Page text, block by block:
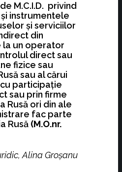
M.C.I.D. privind
instrumentele
şi serviciilor
din
la un operator
direct sau
fizice sau
sau al cărui
participaţie
sau prin firme
Rusă ori din ale
fac parte
Rusă (M.O.nr.
Alina Groșanu